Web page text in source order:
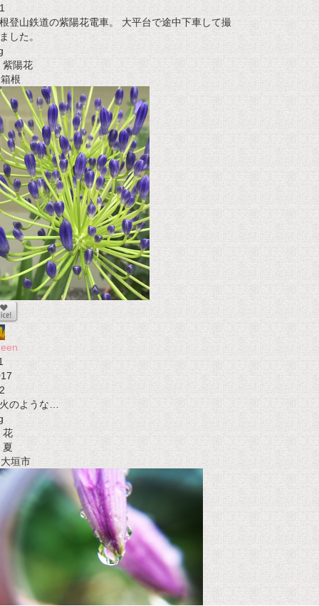
1
登山鉄道の紫陽花電車。 大平台で途中下車して撮
した。
紫陽花
根
2
のような…
花
夏
垣市